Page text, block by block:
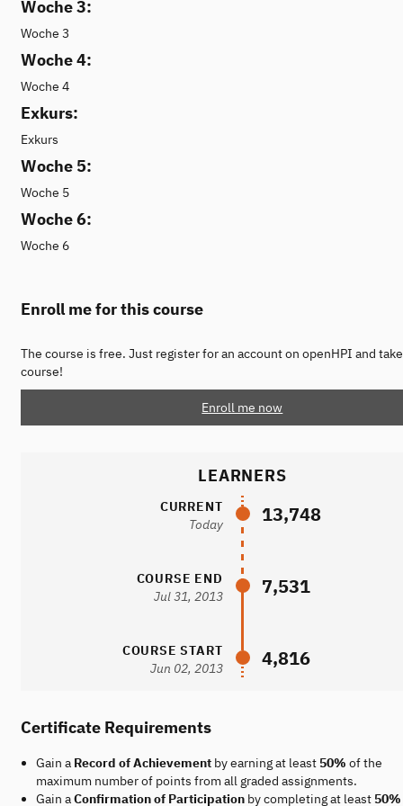
Woche 3:
Woche 3
Woche 4:
Woche 4
Exkurs:
Exkurs
Woche 5:
Woche 5
Woche 6:
Woche 6
Enroll me for this course
The course is free. Just register for an account on openHPI and
course!
Enroll me now
LEARNERS
CURRENT
Today
13,748
COURSE END
Jul 31, 2013
7,531
COURSE START
Jun 02, 2013
4,816
Certificate Requirements
Gain a Record of Achievementby earning at least 50% of the
maximum number of points from all graded assignments.
Gain aConfirmation of Participationby completing at least 50%